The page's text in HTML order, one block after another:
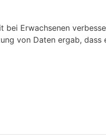
bei Erwachsenen
von Daten ergab, dass